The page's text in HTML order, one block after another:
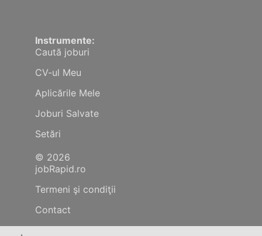
Instrumente:
Caută joburi
CV-ul Meu
Aplicările Mele
Joburi Salvate
Setări
© 2026
jobRapid.ro
Termeni şi condiţii
Contact